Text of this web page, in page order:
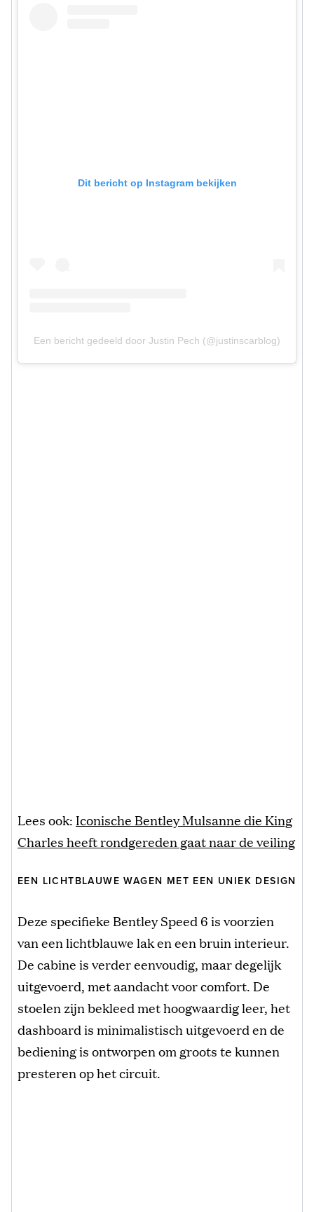
Dit bericht op Instagram bekijken
Een bericht gedeeld door Justin Pech (@justinscarblog)
Lees ook: Iconische Bentley Mulsanne die King
Charles heeft rondgereden gaat naar de veiling
EEN LICHTBLAUWE WAGEN MET EEN UNIEK DESIGN
Deze specifieke Bentley Speed 6 is voorzien
van een lichtblauwe lak en een bruin interieur.
De cabine is verder eenvoudig, maar degelijk
uitgevoerd, met aandacht voor comfort. De
stoelen zijn bekleed met hoogwaardig leer, het
dashboard is minimalistisch uitgevoerd en de
bediening is ontworpen om groots te kunnen
presteren op het circuit.